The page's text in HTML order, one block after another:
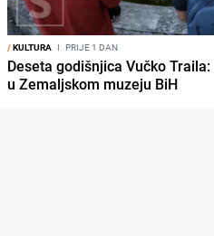
/KULTURA I PRIJE 1 DAN
Deseta godišnjica Vučko
u Zemaljskom muzeju BiH